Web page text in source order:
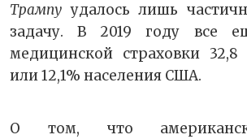
Трампу удалось лишь
задачу. В 2019 году все
медицинской страховки 32,8
или 12,1% населения США.
О том, что